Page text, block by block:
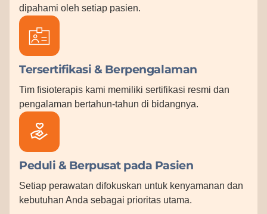
dipahami oleh setiap pasien.
Tersertifikasi & Berpengalaman
Tim fisioterapis kami memiliki sertifikasi resmi dan
pengalaman bertahun-tahun di bidangnya.
Peduli & Berpusat pada Pasien
Setiap perawatan difokuskan untuk kenyamanan dan
kebutuhan Anda sebagai prioritas utama.